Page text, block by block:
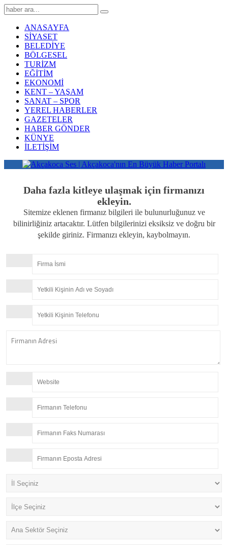
ANASAYFA
SİYASET
BELEDİYE
BÖLGESEL
TURİZM
EĞİTİM
EKONOMİ
KENT – YAŞAM
SANAT – SPOR
YEREL HABERLER
GAZETELER
HABER GÖNDER
KÜNYE
İLETİŞİM
Daha fazla kitleye ulaşmak için firmanızı
ekleyin.
Sitemize eklenen firmanız bilgileri ile bulunurluğunuz ve
bilinirliğiniz artacaktır. Lütfen bilgilerinizi eksiksiz ve doğru bir
şekilde giriniz. Firmanızı ekleyin, kaybolmayın.